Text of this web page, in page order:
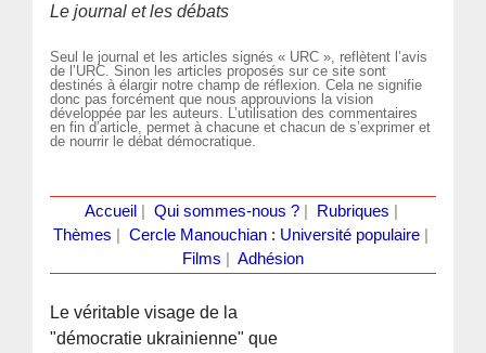
Le journal et les débats
Seul le journal et les articles signés « URC », reflètent l’avis
de l’URC. Sinon les articles proposés sur ce site sont
destinés à élargir notre champ de réflexion. Cela ne signifie
donc pas forcément que nous approuvions la vision
développée par les auteurs. L’utilisation des commentaires
en fin d’article, permet à chacune et chacun de s’exprimer et
de nourrir le débat démocratique.
Accueil Qui sommes-nous ?| Rubriques
Thèmes
Cercle Manouchian : Université populaire
Films
Adhésion
Le véritable visage de la
"démocratie ukrainienne" que